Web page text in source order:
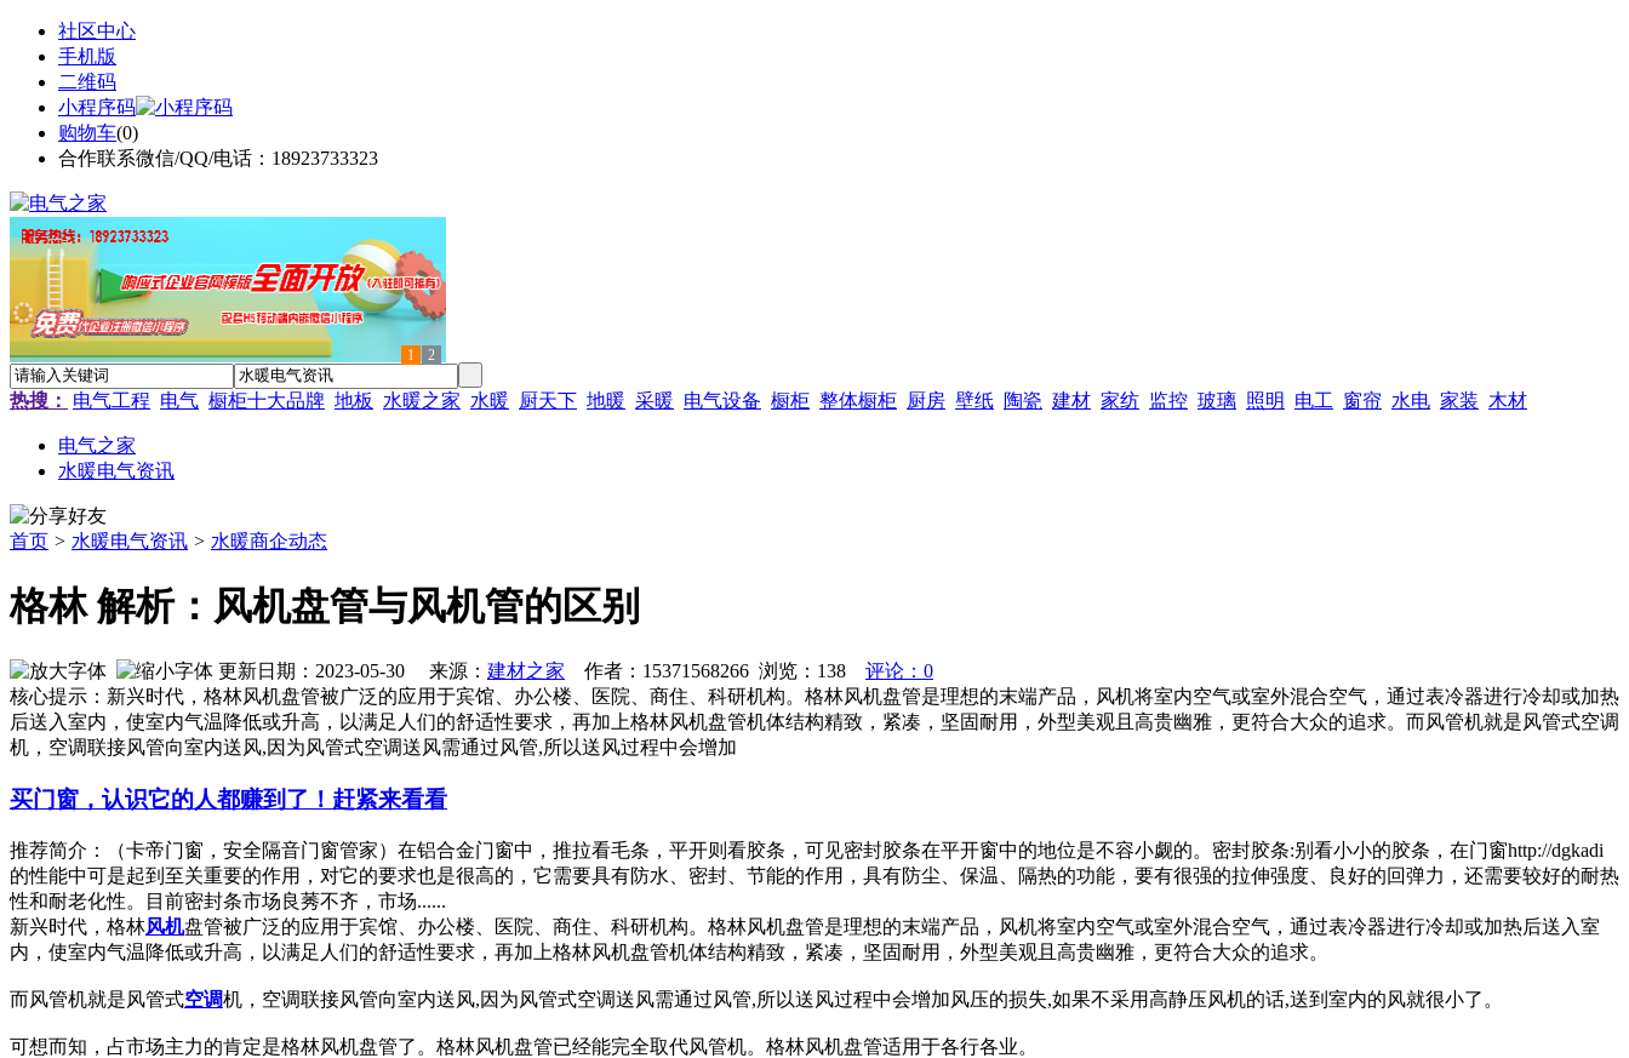
社区中心
手机版
二维码
小程序码
购物车(0)
合作联系微信/QQ/电话：18923733323
1 2
热搜： 电气工程 电气 橱柜十大品牌 地板 水暖之家 水暖 厨天下 地暖 采暖 电气设备 橱柜 整体橱柜 厨房 壁纸 陶瓷 建材 家纺 监控 玻璃 照明 电工 窗帘 水电 家装 木材
电气之家
水暖电气资讯
首页 > 水暖电气资讯 > 水暖商企动态
格林 解析：风机盘管与风机管的区别
更新日期：2023-05-30 来源： 建材之家 作者：15371568266 浏览： 138
评论：0
核心提示：新兴时代，格林风机盘管被广泛的应用于宾馆、办公楼、医院、商住、科研机构。格林风机盘管是理想的末端产品，风机将室内空气或室外混合空气，通过表冷器进行冷却或加热
后送入室内，使室内气温降低或升高，以满足人们的舒适性要求，再加上格林风机盘管机体结构精致，紧凑，坚固耐用，外型美观且高贵幽雅，更符合大众的追求。而风管机就是风管式空调
机，空调联接风管向室内送风,因为风管式空调送风需通过风管,所以送风过程中会增加
买门窗，认识它的人都赚到了！赶紧来看看
推荐简介：（卡帝门窗，安全隔音门窗管家）在铝合金门窗中，推拉看毛条，平开则看胶条，可见密封胶条在平开窗中的地位是不容小觑的。密封胶条:别看小小的胶条，在门窗http://dgkadi
的性能中可是起到至关重要的作用，对它的要求也是很高的，它需要具有防水、密封、节能的作用，具有防尘、保温、隔热的功能，要有很强的拉伸强度、良好的回弹力，还需要较好的耐热
性和耐老化性。目前密封条市场良莠不齐，市场......
新兴时代，格林风机盘管被广泛的应用于宾馆、办公楼、医院、商住、科研机构。格林风机盘管是理想的末端产品，风机将室内空气或室外混合空气，通过表冷器进行冷却或加热后送入室
内，使室内气温降低或升高，以满足人们的舒适性要求，再加上格林风机盘管机体结构精致，紧凑，坚固耐用，外型美观且高贵幽雅，更符合大众的追求。
而风管机就是风管式空调机，空调联接风管向室内送风,因为风管式空调送风需通过风管,所以送风过程中会增加风压的损失,如果不采用高静压风机的话,送到室内的风就很小了。
可想而知，占市场主力的肯定是格林风机盘管了。格林风机盘管已经能完全取代风管机。格林风机盘管适用于各行各业。